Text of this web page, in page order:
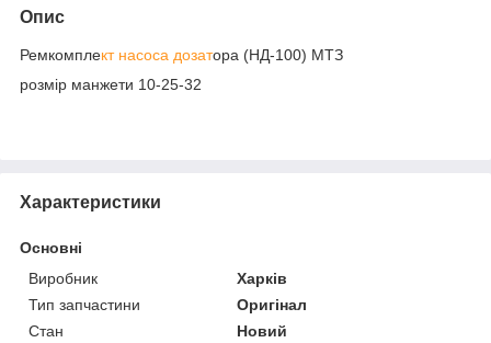
Опис
Ремкомплект насоса дозатора (НД-100) МТЗ
розмір манжети 10-25-32
Характеристики
Основні
Виробник
Харків
Тип запчастини
Оригінал
Стан
Новий